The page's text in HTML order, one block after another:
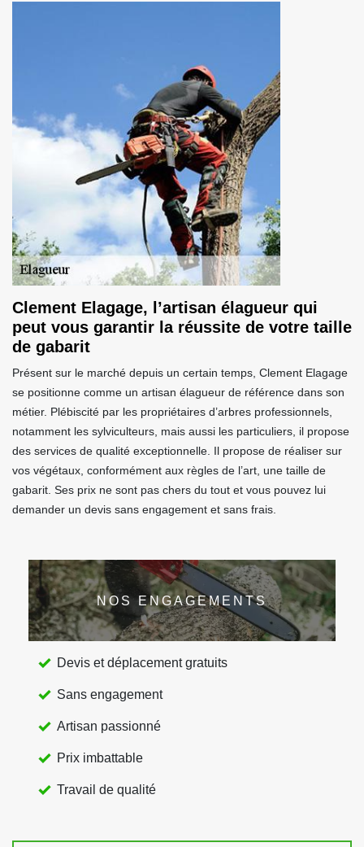
Clement Elagage, l’artisan élagueur qui
peut vous garantir la réussite de votre taille
de gabarit
Présent sur le marché depuis un certain temps, Clement Elagage
se positionne comme un artisan élagueur de référence dans son
métier. Plébiscité par les propriétaires d’arbres professionnels,
notamment les sylviculteurs, mais aussi les particuliers, il propose
des services de qualité exceptionnelle. Il propose de réaliser sur
vos végétaux, conformément aux règles de l’art, une taille de
gabarit. Ses prix ne sont pas chers du tout et vous pouvez lui
demander un devis sans engagement et sans frais.
NOS ENGAGEMENTS
Devis et déplacement gratuits
Sans engagement
Artisan passionné
Prix imbattable
Travail de qualité